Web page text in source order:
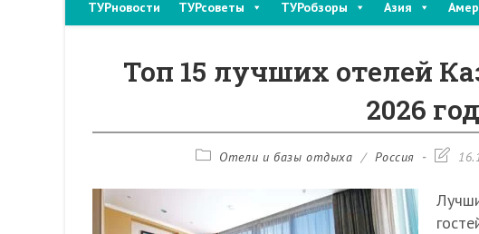
ТУРновости ТУРсоветы ТУРобзоры Азия
Топ 15 лучших отелей
2026
РубрикаОтели и базы отдыха / Россия
Запись